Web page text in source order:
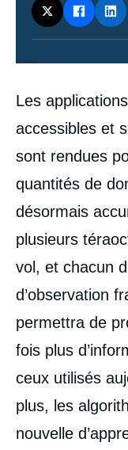
Contenu
intervention
médiatique
Les
accessibles et
sont rendues
quantités de
désormais
plusieurs
vol, et chacun
d’observation
permettra de
fois plus
ceux utilisés
plus, les
nouvelle